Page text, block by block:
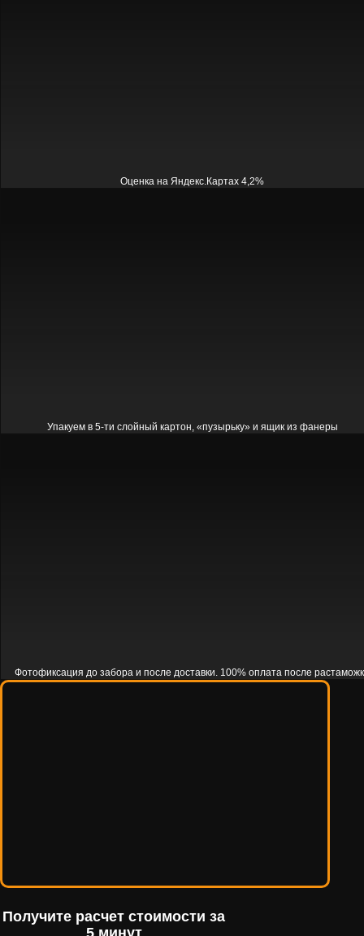
Оценка на Яндекс.Картах 4,2%
Упакуем в 5-ти слойный картон, «пузырьку» и ящик из фанеры
Фотофиксация до забора и после доставки. 100% оплата после
Получите расчет стоимости за
5 минут